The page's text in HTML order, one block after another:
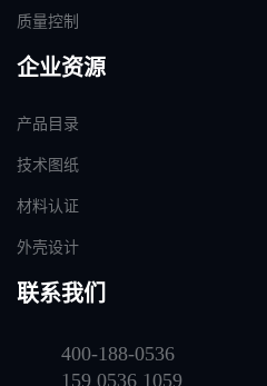
质量控制
企业资源
产品目录
技术图纸
材料认证
外壳设计
联系我们
400-188-0536
159 0536 1059